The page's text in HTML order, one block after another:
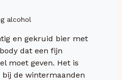
alcohol
en gekruid bier met
dat een fijn
moet geven. Het is
de wintermaanden